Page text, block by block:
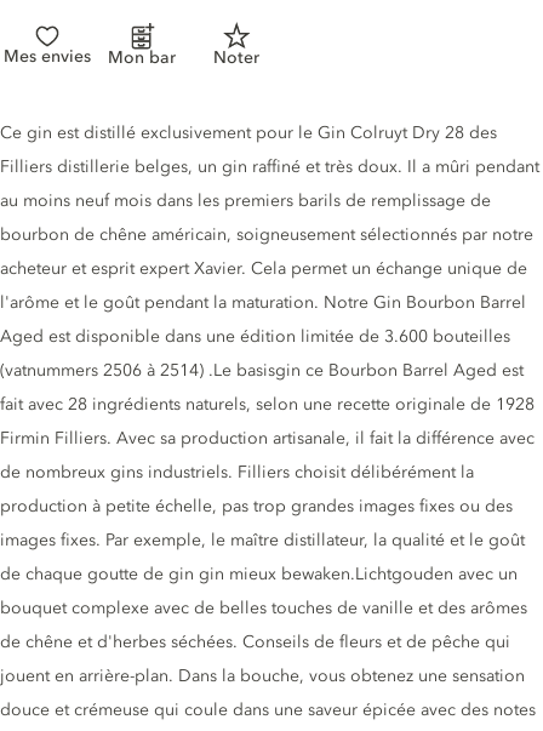
Mes envies Mon bar Noter
Description du gin
Ce gin est distillé exclusivement pour le Gin Colruyt Dry 28 des
Filliers distillerie belges, un gin raffiné et très doux. Il a mûri pendant
au moins neuf mois dans les premiers barils de remplissage de
bourbon de chêne américain, soigneusement sélectionnés par notre
acheteur et esprit expert Xavier. Cela permet un échange unique de
l'arôme et le goût pendant la maturation. Notre Gin Bourbon Barrel
Aged est disponible dans une édition limitée de 3.600 bouteilles
(vatnummers 2506 à 2514) .Le basisgin ce Bourbon Barrel Aged est
fait avec 28 ingrédients naturels, selon une recette originale de 1928
Firmin Filliers. Avec sa production artisanale, il fait la différence avec
de nombreux gins industriels. Filliers choisit délibérément la
production à petite échelle, pas trop grandes images fixes ou des
images fixes. Par exemple, le maître distillateur, la qualité et le goût
de chaque goutte de gin gin mieux bewaken.Lichtgouden avec un
bouquet complexe avec de belles touches de vanille et des arômes
de chêne et d'herbes séchées. Conseils de fleurs et de pêche qui
jouent en arrière-plan. Dans la bouche, vous obtenez une sensation
douce et crémeuse qui coule dans une saveur épicée avec des notes